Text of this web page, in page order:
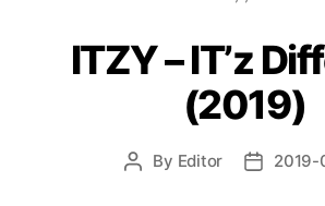
ITZY – IT’z
(2019)
Post
By Editor
Post2019-